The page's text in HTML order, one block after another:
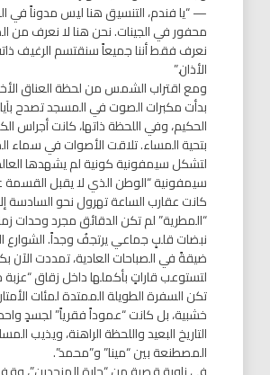
— “يا فندم، التنسيق هنا ليس مدوناً في
محفور في الجينات. نحن هنا لا نعرف من
نعرف فقط أننا جميعاً سنقتسم الرغيف
الأذان.”
​ومع اقتراب الشمس من لحظة العناق
بدأت مكبرات الصوت في المسجد تصدح
الحكيم، وفي اللحظة ذاتها، كانت أجراس
بتحية المساء. تلاقت الأصوات في سماء
لتشكل سيمفونية كونية لم يشهدها
سيمفونية “الوطن الذي لا يقبل القسمة
كانت عقارب الساعة تهرول نحو السادسة
“المطرية” لم تكن الدقائق مجرد وحدات
نبضات قلبٍ جماعي يرتجفُ وجداً. الشوارع
ضيقةً في الصباحات العادية، تمددت الآن
لتستوعب قاراتٍ بأكملها داخل زقاق “عزبة
تكن السفرة الطويلة الممتدة لمئات
خشبية، بل كانت “عموداً فقرياً” لجسدٍ
التاريخ البعيد واللحظة الراهنة، ويذيب
المصطنعة بين “مينا” و”محمد”.